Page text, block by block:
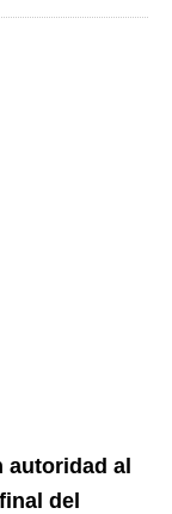
al
del